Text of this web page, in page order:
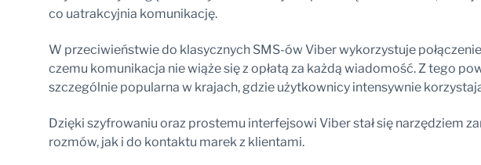
co uatrakcyjnia komunikację.
W przeciwieństwie do klasycznych SMS-ów Viber wykorzystuje
czemu komunikacja nie wiąże się z opłatą za każdą wiadomość. Z tego
szczególnie popularna w krajach, gdzie użytkownicy intensywnie
Dzięki szyfrowaniu oraz prostemu interfejsowi Viber stał się narzędziem
rozmów, jak i do kontaktu marek z klientami.